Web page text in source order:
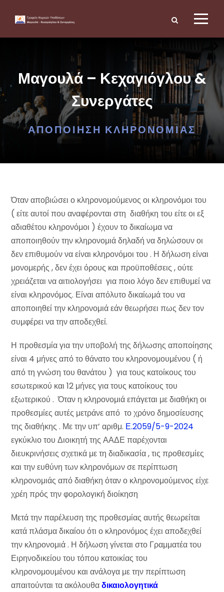
Μαγουλά – Κεχαγιόγλου &
Συνεργάτες
ΑΠΟΠΟΊΗΣΗ ΚΛΗΡΟΝΟΜΙΆΣ
Όταν αποβιώσει ο κληρονομούμενος οι κληρονόμοι του
( είτε αυτοί που αναφέρονται στη διαθήκη του είτε οι εξ
αδιαθέτου κληρονόμοι ) έχουν το δικαίωμα να
αποποιηθούν την κληρονομιά δηλαδή να δηλώσουν οι
δεν επιθυμούν να είναι κληρονόμοι του . Η δήλωση είναι
μονομερής , δεν έχει όρους και προϋποθέσεις , ούτε
χρειάζεται να αιτιολογήσει για ποιο λόγο δεν επιθυμεί να
είναι κληρονόμος. Είναι απόλυτο δικαίωμά του να
αποποιηθεί την κληρονομιά εάν θεωρήσει πως δεν τον
συμφέρει να την αποδεχθεί.
Η προθεσμία για την υποβολή της δήλωσης αποποίησης
είναι 4 μήνες από το θάνατο του κληρονομουμένου ( ή
από τη γνώση του θανάτου ) για τους κατοίκους του
εσωτερικού και 12 μήνες για τους κατοίκους του
εξωτερικού . Όταν η κληρονομιά επάγεται με διαθήκη οι
προθεσμίες αυτές μετράνε από το χρόνο δημοσίευσης
της διαθήκης . Με την υπ’ αριθμ. Ε.2059/5-9-2024
εγκύκλιο του Διοικητή της ΑΑΔΕ παρέχονται
διευκρινήσεις σχετικά με τη διαδικασία , τις προθεσμίες
και την ευθύνη των κληρονόμων σε περίπτωση
κληρονομιάς από διαθήκη όταν ο κληρονομούμενος είχε
χρέη πρός την φορολογική διοίκηση
Μετά την παρέλευση της προθεσμίας αυτής θεωρείται
κατά πλάσμα δικαίου ότι ο κληρονόμος έχει αποδεχθεί
την κληρονομιά . Η δήλωση γίνεται στο Γραμματέα του
Ειρηνοδικείου του τόπου κατοικίας του
κληρονομουμένου και ανάλογα με την περίπτωση
απαιτούνται τα ακόλουθαδικαιολογητικά